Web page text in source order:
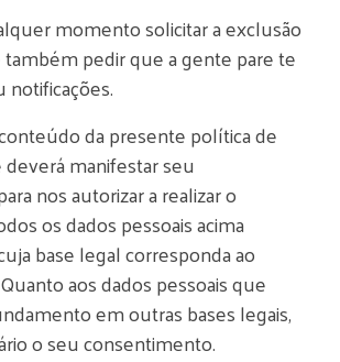
momento solicitar a exclusão
pedir que a gente pare te
notificações.
da presente política de
manifestar seu
nos autorizar a realizar o
os dados pessoais acima
base legal corresponda ao
aos dados pessoais que
em outras bases legais,
o seu consentimento.